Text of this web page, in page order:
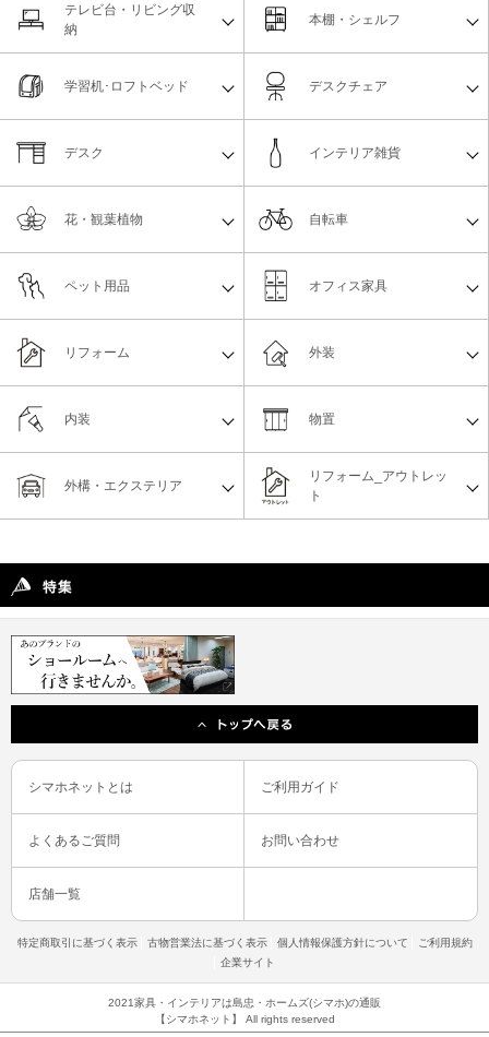
テレビ台・リビング収
納
本棚・シェルフ
学習机･ロフトベッド デスクチェア
デスク インテリア雑貨
花・観葉植物 自転車
ペット用品 オフィス家具
リフォーム
リフォーム_アウトレッ
ト
物置
外構・エクステリア
外装
内装
シマホネットとは ご利用ガイド
よくあるご質問 お問い合わせ
店舗一覧
特定商取引に基づく表示 古物営業法に基づく表示 個人情報保護方針について
ご利用規約
企業サイト
2021家具・インテリアは島忠・ホームズ(シマホ)の通販
【シマホネット】 All rights reserved